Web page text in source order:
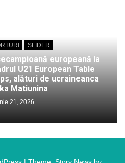
SLIDER
europeană la
U21 European Table
alături de ucraineanca
Matiunina
21, 2026